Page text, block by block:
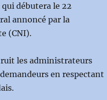
débutera le 22
annoncé par la
(CNI).
les administrateurs
en respectant